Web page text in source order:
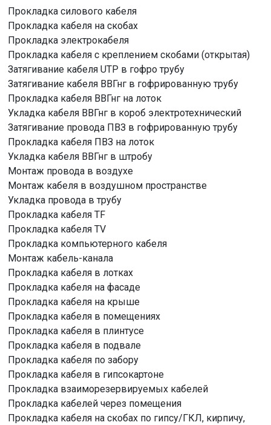
Прокладка силового кабеля
Прокладка кабеля на скобах
Прокладка электрокабеля
Прокладка кабеля с креплением скобами (открытая)
Затягивание кабеля UTP в гофро трубу
Затягивание кабеля ВВГнг в гофрированную трубу
Прокладка кабеля ВВГнг на лоток
Укладка кабеля ВВГнг в короб электротехнический
Затягивание провода ПВЗ в гофрированную трубу
Прокладка кабеля ПВЗ на лоток
Укладка кабеля ВВГнг в штробу
Монтаж провода в воздухе
Монтаж кабеля в воздушном пространстве
Укладка провода в трубу
Прокладка кабеля TF
Прокладка кабеля TV
Прокладка компьютерного кабеля
Монтаж кабель-канала
Прокладка кабеля в лотках
Прокладка кабеля на фасаде
Прокладка кабеля на крыше
Прокладка кабеля в помещениях
Прокладка кабеля в плинтусе
Прокладка кабеля в подвале
Прокладка кабеля по забору
Прокладка кабеля в гипсокартоне
Прокладка взаиморезервируемых кабелей
Прокладка кабелей через помещения
Прокладка кабеля на скобах по гипсу/ГКЛ, кирпичу,